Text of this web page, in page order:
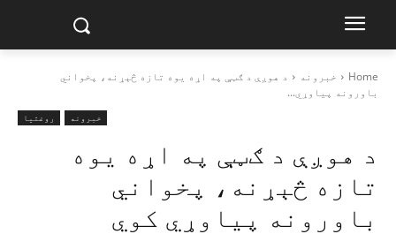
Home خبرونه
د هوږې د ګټې په اړه یوه تازه څېړنه، پخواني
باورونه پیاوړي...
خبرونه روغتیا
د هوږې د ګټې په اړه یوه
تازه څېړنه، پخواني
باورونه پیاوړي کوي